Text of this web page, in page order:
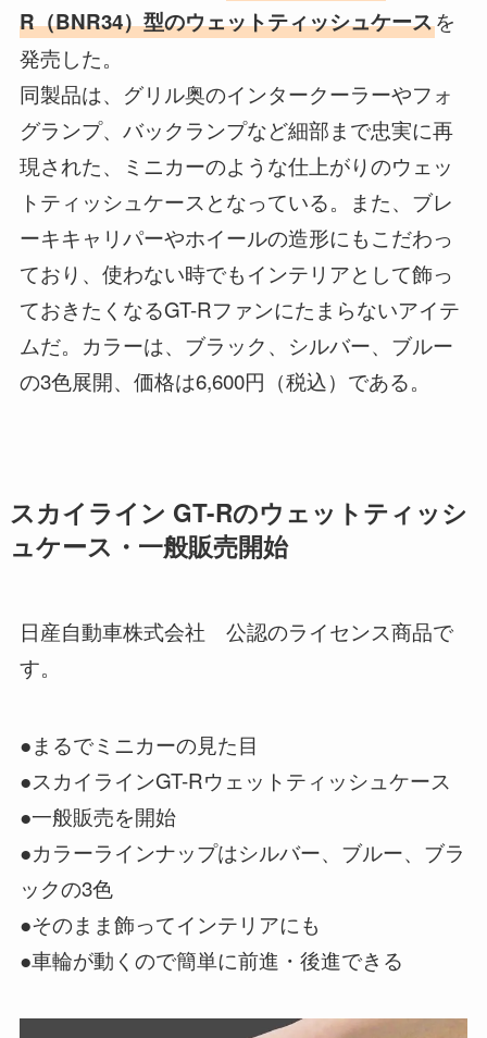
R（BNR34）型のウェットティッシュケースを
発売した。
同製品は、グリル奥のインタークーラーやフォ
グランプ、バックランプなど細部まで忠実に再
現された、ミニカーのような仕上がりのウェッ
トティッシュケースとなっている。また、ブレ
ーキキャリパーやホイールの造形にもこだわっ
ており、使わない時でもインテリアとして飾っ
ておきたくなるGT-Rファンにたまらないアイテ
ムだ。カラーは、ブラック、シルバー、ブルー
の3色展開、価格は6,600円（税込）である。
スカイライン GT-Rのウェットティッシ
ュケース・一般販売開始
日産自動車株式会社 公認のライセンス商品で
す。
●まるでミニカーの見た目
●スカイラインGT-Rウェットティッシュケース
●一般販売を開始
●カラーラインナップはシルバー、ブルー、ブラ
ックの3色
●そのまま飾ってインテリアにも
●車輪が動くので簡単に前進・後進できる